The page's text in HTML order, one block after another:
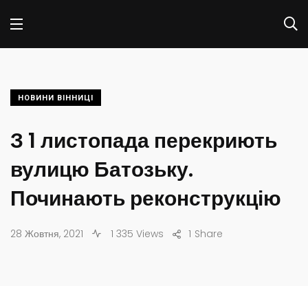
НОВИНИ ВІННИЦІ
З 1 листопада перекриють
вулицю Батозьку.
Починають реконструкцію
28 Жовтня, 2021 1 335 Views Share
1